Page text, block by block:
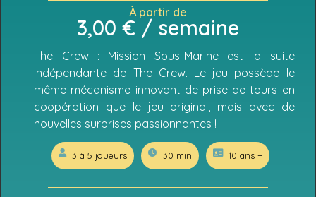
À partir de
3,00 € / semaine
The Crew : Mission Sous-Marine est la suite
indépendante de The Crew. Le jeu possède le
même mécanisme innovant de prise de tours en
coopération que le jeu original, mais avec de
nouvelles surprises passionnantes !
3 à 5 joueurs 30 min 10 ans +